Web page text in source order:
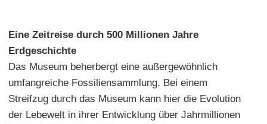
Eine Zeitreise durch 500 Millionen Jahre
Erdgeschichte
Das Museum beherbergt eine außergewöhnlich
umfangreiche Fossiliensammlung. Bei einem
Streifzug durch das Museum kann hier die Evolution
der Lebewelt in ihrer Entwicklung über Jahrmillionen